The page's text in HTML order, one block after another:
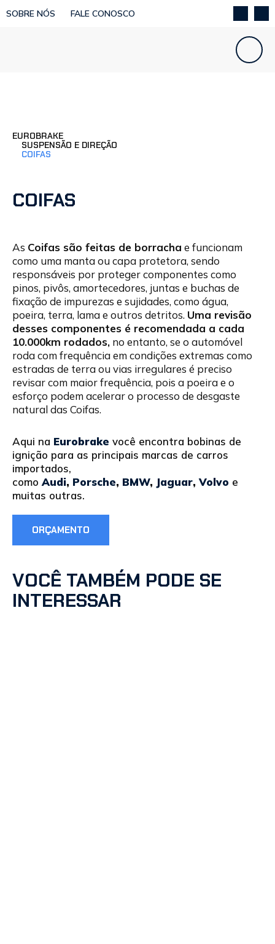
SOBRE NÓS FALE CONOSCO
EUROBRAKE
SUSPENSÃO E DIREÇÃO
COIFAS
COIFAS
As Coifas são feitas de borracha e funcionam
como uma manta ou capa protetora, sendo
responsáveis por proteger componentes como
pinos, pivôs, amortecedores, juntas e buchas de
fixação de impurezas e sujidades, como água,
poeira, terra, lama e outros detritos. Uma revisão
desses componentes é recomendada a cada
10.000km rodados, no entanto, se o automóvel
roda com frequência em condições extremas como
estradas de terra ou vias irregulares é preciso
revisar com maior frequência, pois a poeira e o
esforço podem acelerar o processo de desgaste
natural das Coifas.
Aqui na Eurobrake você encontra bobinas de
ignição para as principais marcas de carros
importados,
como Audi, Porsche, BMW, Jaguar,Volvo e
muitas outras.
ORÇAMENTO
VOCÊ TAMBÉM PODE SE
INTERESSAR